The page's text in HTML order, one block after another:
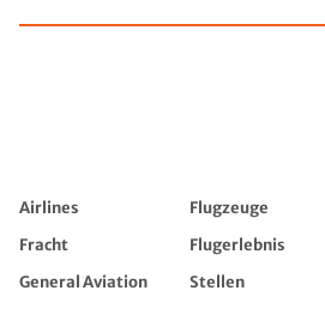
Airlines Flugzeuge
Fracht
Flugerlebnis
General Aviation
Stellen